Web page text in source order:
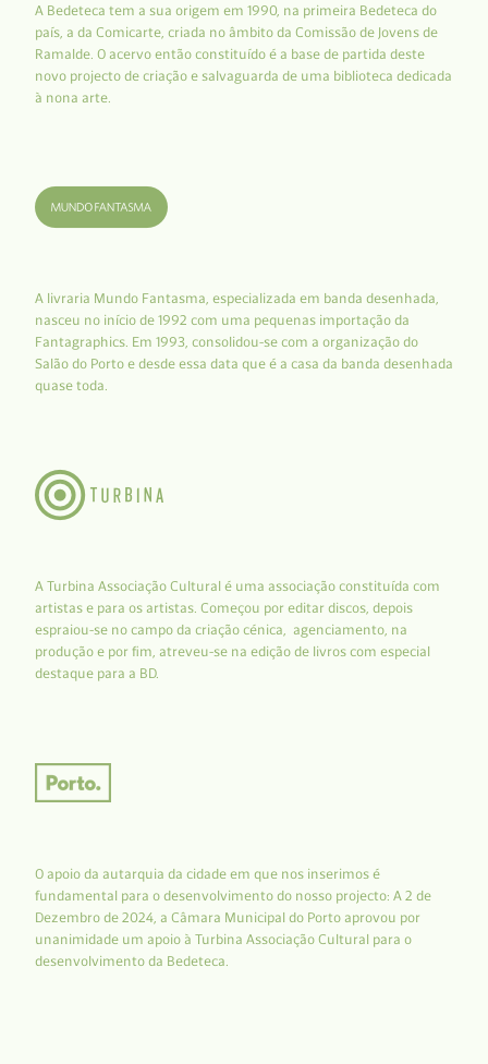
A Bedeteca tem a sua origem em 1990, na primeira Bedeteca do
país, a da Comicarte, criada no âmbito da Comissão de Jovens de
Ramalde. O acervo então constituído é a base de partida deste
novo projecto de criação e salvaguarda de uma biblioteca dedicada
à nona arte.
A livraria Mundo Fantasma, especializada em banda desenhada,
nasceu no início de 1992 com uma pequenas importação da
Fantagraphics. Em 1993, consolidou-se com a organização do
Salão do Porto e desde essa data que é a casa da banda desenhada
quase toda.
A Turbina Associação Cultural é uma associação constituída com
artistas e para os artistas. Começou por editar discos, depois
espraiou-se no campo da criação cénica, agenciamento, na
produção e por fim, atreveu-se na edição de livros com especial
destaque para a BD.
O apoio da autarquia da cidade em que nos inserimos é
fundamental para o desenvolvimento do nosso projecto: A 2 de
Dezembro de 2024, a Câmara Municipal do Porto aprovou por
unanimidade um apoio à Turbina Associação Cultural para o
desenvolvimento da Bedeteca.